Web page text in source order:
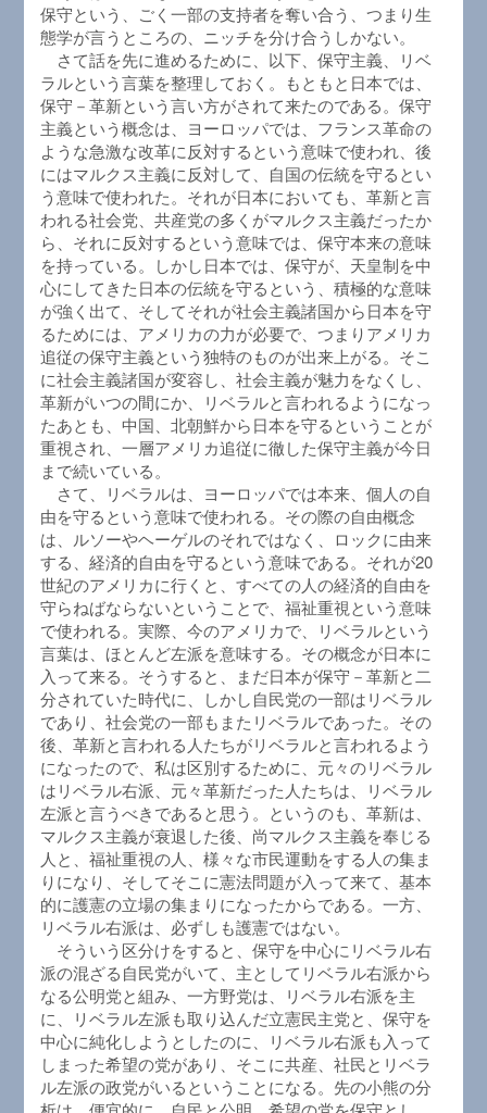
保守という、ごく一部の支持者を奪い合う、つまり生
態学が言うところの、ニッチを分け合うしかない。
さて話を先に進めるために、以下、保守主義、リベ
ラルという言葉を整理しておく。もともと日本では、
保守－革新という言い方がされて来たのである。保守
主義という概念は、ヨーロッパでは、フランス革命の
ような急激な改革に反対するという意味で使われ、後
にはマルクス主義に反対して、自国の伝統を守るとい
う意味で使われた。それが日本においても、革新と言
われる社会党、共産党の多くがマルクス主義だったか
ら、それに反対するという意味では、保守本来の意味
を持っている。しかし日本では、保守が、天皇制を中
心にしてきた日本の伝統を守るという、積極的な意味
が強く出て、そしてそれが社会主義諸国から日本を守
るためには、アメリカの力が必要で、つまりアメリカ
追従の保守主義という独特のものが出来上がる。そこ
に社会主義諸国が変容し、社会主義が魅力をなくし、
革新がいつの間にか、リベラルと言われるようになっ
たあとも、中国、北朝鮮から日本を守るということが
重視され、一層アメリカ追従に徹した保守主義が今日
まで続いている。
さて、リベラルは、ヨーロッパでは本来、個人の自
由を守るという意味で使われる。その際の自由概念
は、ルソーやヘーゲルのそれではなく、ロックに由来
する、経済的自由を守るという意味である。それが20
世紀のアメリカに行くと、すべての人の経済的自由を
守らねばならないということで、福祉重視という意味
で使われる。実際、今のアメリカで、リベラルという
言葉は、ほとんど左派を意味する。その概念が日本に
入って来る。そうすると、まだ日本が保守－革新と二
分されていた時代に、しかし自民党の一部はリベラル
であり、社会党の一部もまたリベラルであった。その
後、革新と言われる人たちがリベラルと言われるよう
になったので、私は区別するために、元々のリベラル
はリベラル右派、元々革新だった人たちは、リベラル
左派と言うべきであると思う。というのも、革新は、
マルクス主義が衰退した後、尚マルクス主義を奉じる
人と、福祉重視の人、様々な市民運動をする人の集ま
りになり、そしてそこに憲法問題が入って来て、基本
的に護憲の立場の集まりになったからである。一方、
リベラル右派は、必ずしも護憲ではない。
そういう区分けをすると、保守を中心にリベラル右
派の混ざる自民党がいて、主としてリベラル右派から
なる公明党と組み、一方野党は、リベラル右派を主
に、リベラル左派も取り込んだ立憲民主党と、保守を
中心に純化しようとしたのに、リベラル右派も入って
しまった希望の党があり、そこに共産、社民とリベラ
ル左派の政党がいるということになる。先の小熊の分